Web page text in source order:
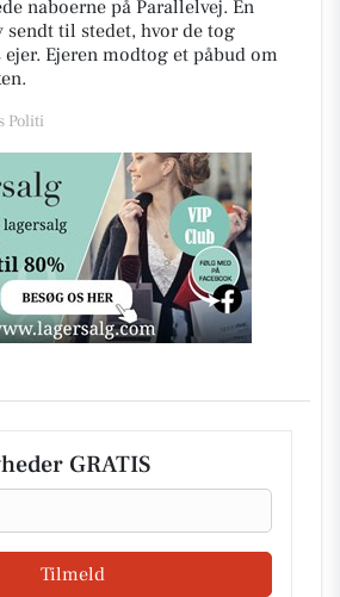
naboerne på Parallelvej. En
til stedet, hvor de tog
Ejeren modtog et påbud om
Politi
GRATIS
Tilmeld